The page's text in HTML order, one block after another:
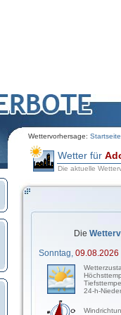
Wettervorhersage: Startseite
Wetter für
Die aktuelle
Die
Sonntag, 09.08.2026
24-h-